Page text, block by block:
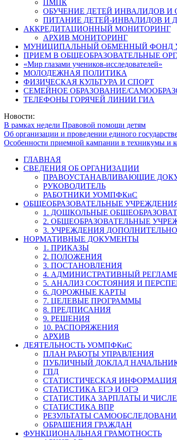
ПМПК
ОБУЧЕНИЕ ДЕТЕЙ ИНВАЛИДОВ И
ПИТАНИЕ ДЕТЕЙ-ИНВАЛИДОВ И
АККРЕДИТАЦИОННЫЙ МОНИТОРИНГ
АРХИВ МОНИТОРИНГ
МУНИЦИПАЛЬНЫЙ ОБМЕННЫЙ ФОНД
ПРИЕМ В ОБЩЕОБРАЗОВАТЕЛЬНЫЕ
«Мир глазами учеников-исследователей»
МОЛОДЕЖНАЯ ПОЛИТИКА
ФИЗИЧЕСКАЯ КУЛЬТУРА И СПОРТ
СЕМЕЙНОЕ ОБРАЗОВАНИЕ/
ТЕЛЕФОНЫ ГОРЯЧЕЙ ЛИНИИ ГИА
Новости:
В рамках недели Правовой помощи детям
Об организации и проведении единого
Особенности приемной кампании в техникумы и
ГЛАВНАЯ
СВЕДЕНИЯ ОБ ОРГАНИЗАЦИИ
ПРАВОУСТАНАВЛИВАЮЩИЕ
РУКОВОДИТЕЛЬ
РАБОТНИКИ УОМПФКиС
ОБЩЕОБРАЗОВАТЕЛЬНЫЕ
1. ДОШКОЛЬНЫЕ
2. ОБЩЕОБРАЗОВАТЕЛЬНЫЕ
3. УЧРЕЖДЕНИЯ
НОРМАТИВНЫЕ ДОКУМЕНТЫ
1. ПРИКАЗЫ
2. ПОЛОЖЕНИЯ
3. ПОСТАНОВЛЕНИЯ
4. АДМИНИСТРАТИВНЫЙ
5. АНАЛИЗ СОСТОЯНИЯ И
6. ДОРОЖНЫЕ КАРТЫ
7. ЦЕЛЕВЫЕ ПРОГРАММЫ
8. ПРЕДПИСАНИЯ
9. РЕШЕНИЯ
10. РАСПОРЯЖЕНИЯ
АРХИВ
ДЕЯТЕЛЬНОСТЬ УОМПФКиС
ПЛАН РАБОТЫ УПРАВЛЕНИЯ
ПУБЛИЧНЫЙ ДОКЛАД
ГПД
СТАТИСТИЧЕСКАЯ
СТАТИСТИКА ЕГЭ И ОГЭ
СТАТИСТИКА ЗАРПЛАТЫ И
СТАТИСТИКА ВПР
РЕЗУЛЬТАТЫ
ОБРАЩЕНИЯ ГРАЖДАН
ФУНКЦИОНАЛЬНАЯ ГРАМОТНОСТЬ